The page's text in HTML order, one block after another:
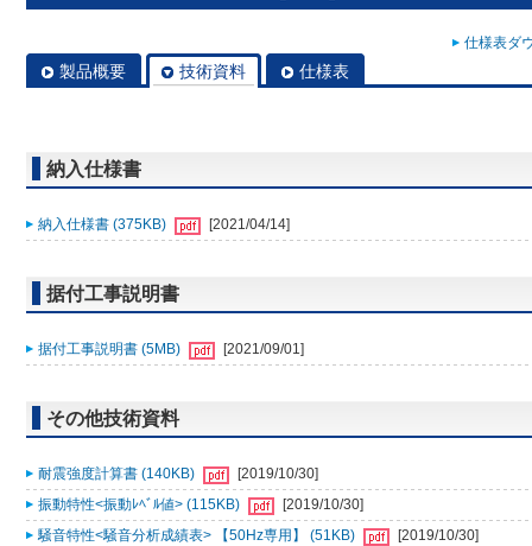
仕様表ダ
製品概要 技術資料 仕様表
納入仕様書
納入仕様書 (375KB) [2021/04/14]
据付工事説明書
据付工事説明書 (5MB) [2021/09/01]
その他技術資料
耐震強度計算書 (140KB)
[2019/10/30]
振動特性<振動ﾚﾍﾞﾙ値> (115KB)
[2019/10/30]
騒音特性<騒音分析成績表> 【50Hz専用】 (51KB)
[2019/10/30]